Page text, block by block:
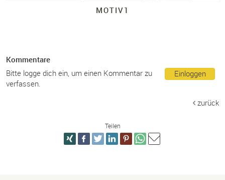
MOTIV1
Kommentare
Einloggen
Bitte logge dich ein, um einen Kommentar zu
verfassen.
zurück
Teilen